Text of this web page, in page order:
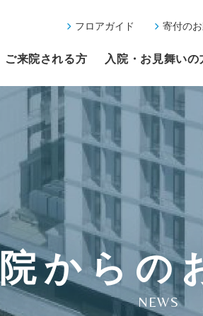
フロアガイド 寄付の
ご来院される方 入院・お見舞いの
からの
NEWS